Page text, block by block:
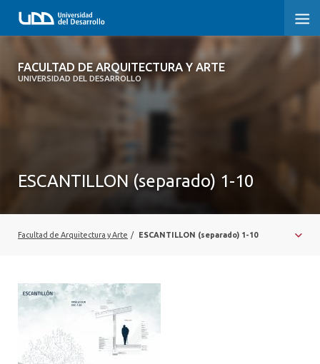
FACULTAD DE ARQUITECTURA Y ARTE
UNIVERSIDAD DEL DESARROLLO
FACULTAD DE ARQUITECTURA Y ARTE
VINCULACIÓN CON EL MEDIO
PLATAFORMA VUT
ESCANTILLON (separado) 1-10
Facultad de Arquitectura y Arte / ESCANTILLON (separado) 1-10